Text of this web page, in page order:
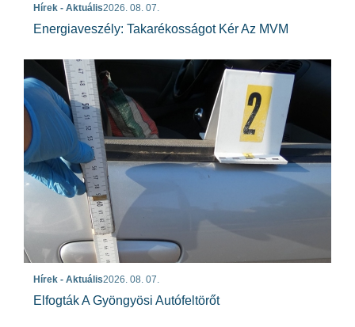
Hírek - Aktuális2026. 08. 07.
Energiaveszély: Takarékosságot Kér Az MVM
Hírek - Aktuális2026. 08. 07.
Elfogták A Gyöngyösi Autófeltörőt